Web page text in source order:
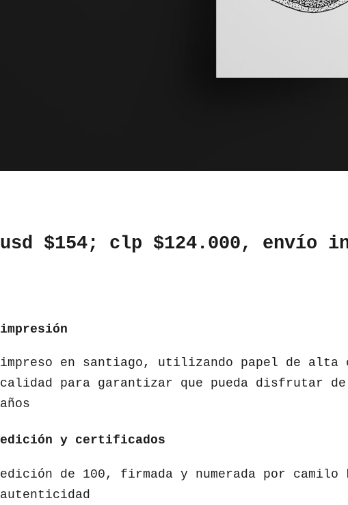
usd $154; clp $124.000, envío
impresión
impreso en santiago, utilizando papel de
calidad para garantizar que pueda disfrutar
años
edición y certificados
edición de 100, firmada y numerada por
autenticidad